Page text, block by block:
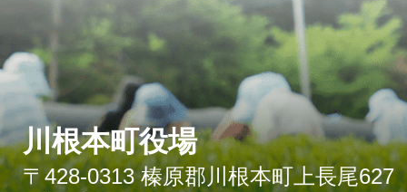
川根本町役場
〒428-0313 榛原郡川根本町上長尾627